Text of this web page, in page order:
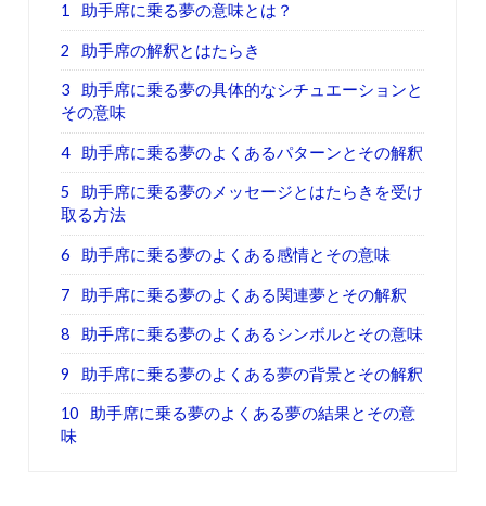
1 助手席に乗る夢の意味とは？
2 助手席の解釈とはたらき
3
助手席に乗る夢の具体的なシチュエーションと
その意味
4 助手席に乗る夢のよくあるパターンとその解釈
5
助手席に乗る夢のメッセージとはたらきを受け
取る方法
6 助手席に乗る夢のよくある感情とその意味
7 助手席に乗る夢のよくある関連夢とその解釈
8 助手席に乗る夢のよくあるシンボルとその意味
9 助手席に乗る夢のよくある夢の背景とその解釈
10
助手席に乗る夢のよくある夢の結果とその意
味